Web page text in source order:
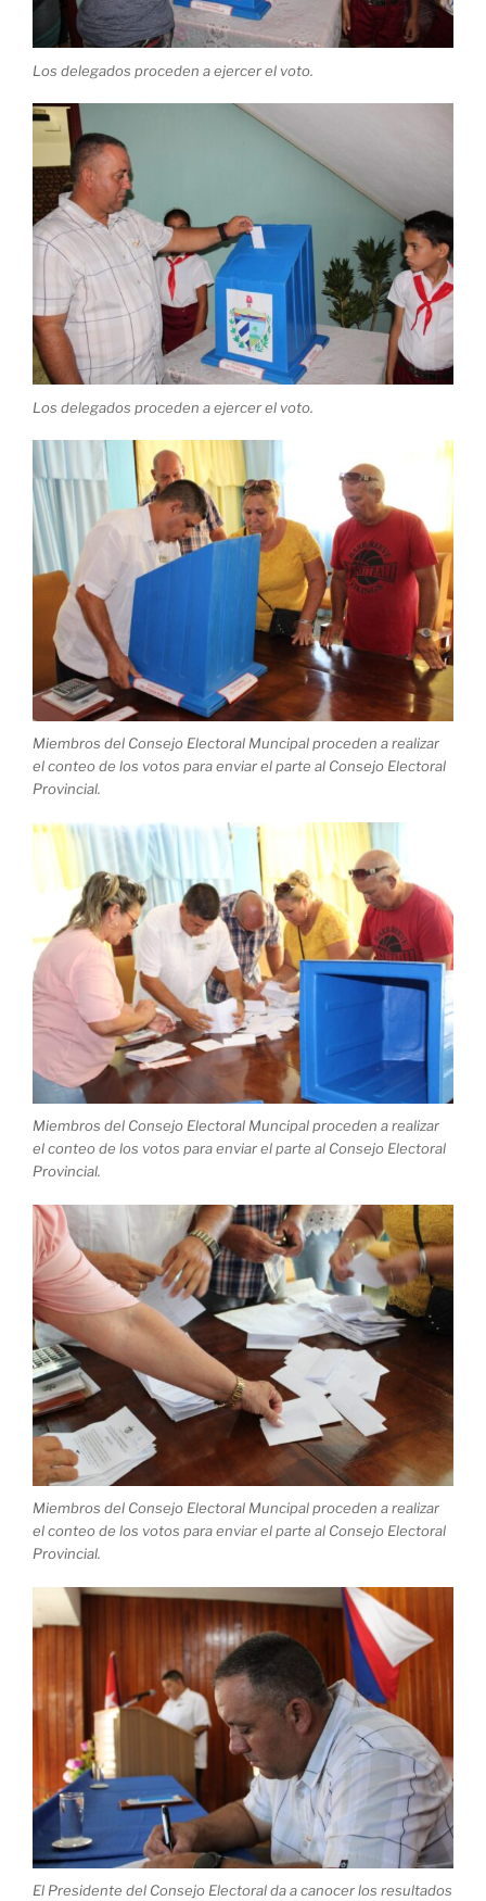
Los delegados proceden a ejercer el voto.
Los delegados proceden a ejercer el voto.
Miembros del Consejo Electoral Muncipal proceden a realizar
el conteo de los votos para enviar el parte al Consejo Electoral
Provincial.
Miembros del Consejo Electoral Muncipal proceden a realizar
el conteo de los votos para enviar el parte al Consejo Electoral
Provincial.
Miembros del Consejo Electoral Muncipal proceden a realizar
el conteo de los votos para enviar el parte al Consejo Electoral
Provincial.
El Presidente del Consejo Electoral da a canocer los resultados